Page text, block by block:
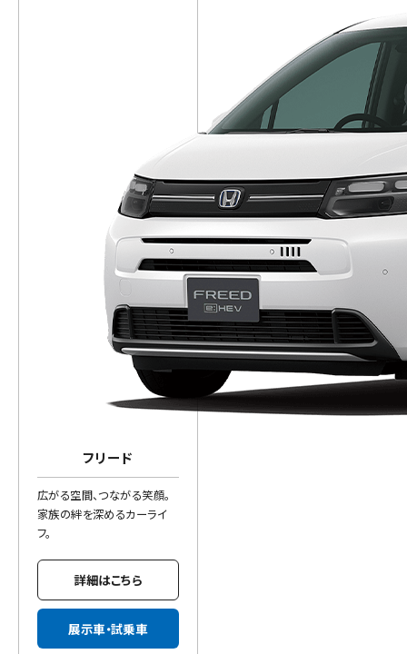
フリード
広がる空間、つながる笑顔。
家族の絆を深めるカーライ
フ。
詳細はこちら
展示車・試乗車